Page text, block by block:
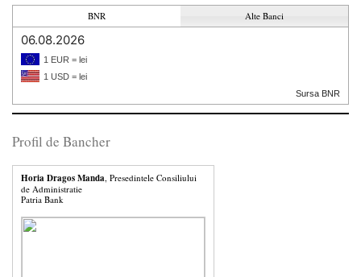
BNR Alte Banci
06.08.2026
1 EUR = lei
1 USD = lei
Sursa BNR
Profil de Bancher
Horia Dragos Manda , Presedintele Consiliului
de Administratie
Patria Bank